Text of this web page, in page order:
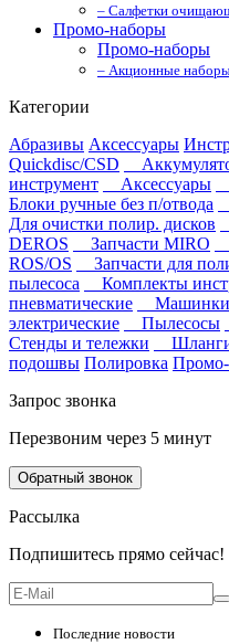
– Салфетки
Промо-наборы
Промо-наборы
– Акционные
Категории
Абразивы Аксессуары
Quickdisc/CSD
инструмент
Аксессуары
Блоки ручные без п/отвода
Для очистки полир. дисков
DEROS
Запчасти MIRO
ROS/OS
Запчасти для
пылесоса
Комплекты
пневматические
Машинки
электрические
Пылесосы
Стенды и тележки
подошвы Полировка
Запрос звонка
Перезвоним через 5 минут
Обратный звонок
Рассылка
Подпишитесь прямо сейчас!
Последние новости